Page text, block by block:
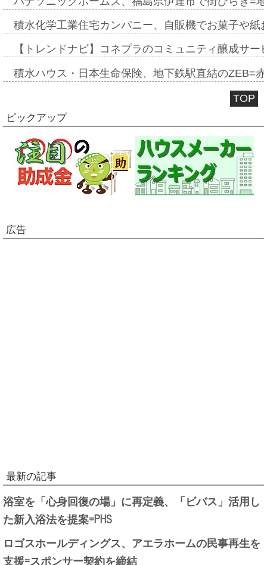
積水化学工業住宅カンパニー、自販機でお菓子や
【トレンドナビ】コネプラのコミュニティ醸成サ
積水ハウス・日本生命保険、地下鉄駅直結のZEB=
TOP
ピックアップ
広告
最新の記事
浴室を「心身回復の場」に再定義、「ビバス」活用し
た新入浴法を提案=PHS
ロゴスホールディングス、アエラホームの民事再生を
支援=スポンサー契約を締結